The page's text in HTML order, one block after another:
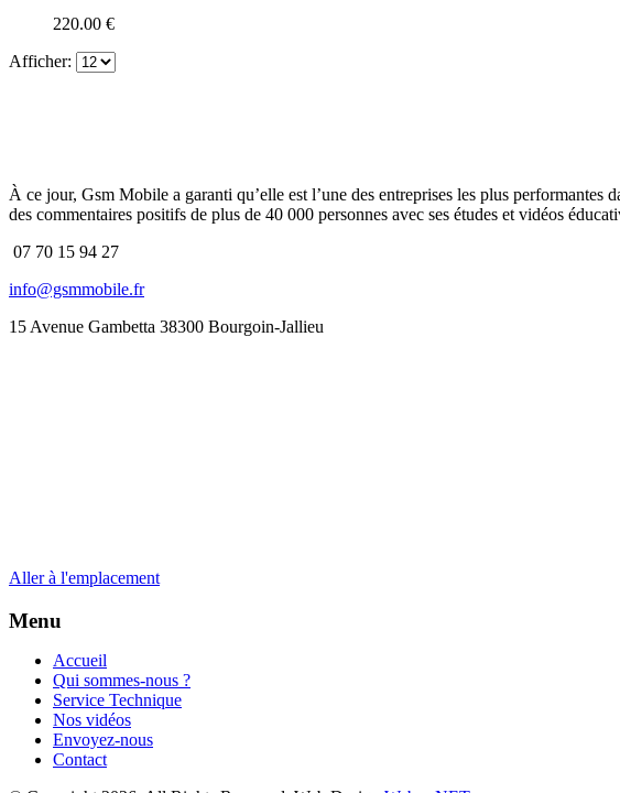
220.00 €
Afficher:
À ce jour, Gsm Mobile a garanti qu’elle est l’une des entreprises les plus performantes
des commentaires positifs de plus de 40 000 personnes avec ses études et vidéos
07 70 15 94 27
info@gsmmobile.fr
15 Avenue Gambetta 38300 Bourgoin-Jallieu
Aller à l'emplacement
Menu
Accueil
Qui sommes-nous ?
Service Technique
Nos vidéos
Envoyez-nous
Contact